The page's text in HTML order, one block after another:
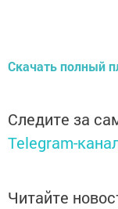
Скачать полный
Следите за
Telegram-
Читайте